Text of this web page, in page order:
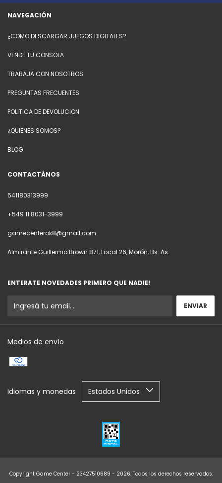
NAVEGACIÓN
¿COMO DESCARGAR JUEGOS DIGITALES?
VENDE TU CONSOLA
TRABAJA CON NOSOTROS
PREGUNTAS FRECUENTES
POLITICA DE DEVOLUCION
¿QUIENES SOMOS?
BLOG
CONTACTÁNOS
541180313999
+549 11 8031-3999
gamecenterok8@gmail.com
Almirante Guillermo Brown 871, Local 26, Morón, Bs. As.
ENTERATE NOVEDADES PRIMERO QUE NADIE!
Medios de envío
Idiomas y monedas
Copyright Game Center - 23427510689 - 2026. Todos los derechos reservados.